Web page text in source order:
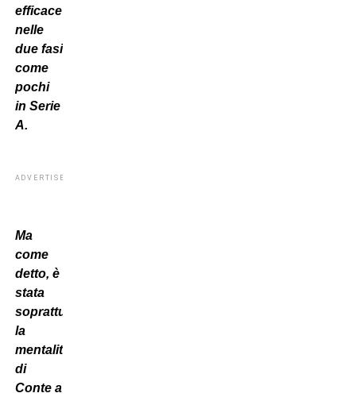
efficace
nelle
due fasi
come
pochi
in Serie
A.
ADVERTISEMENT
Ma
come
detto, è
stata
soprattutto
la
mentalità
di
Conte a